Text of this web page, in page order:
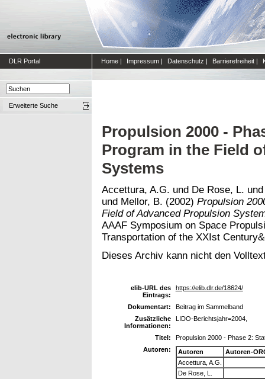
DLR Portal Home | Impressum | Datenschutz | Barrierefreiheit |
Erweiterte Suche
Propulsion 2000 -
Program in the Field
Systems
Accettura, A.G. und De Rose, L.
und Mellor, B. (2002) Propulsion
Field of Advanced Propulsion
AAAF Symposium on Space
Transportation of the XXIst
Dieses Archiv kann nicht den
elib-URL des
Eintrags:
https://elib.dlr.de/18624/
Dokumentart:
Beitrag im Sammelband
Zusätzliche
Informationen:
LIDO-Berichtsjahr=2004,
Titel:
Propulsion 2000 - Phase 2:
Autoren:
Autoren
Autoren-
Accettura, A.G.
De Rose, L.